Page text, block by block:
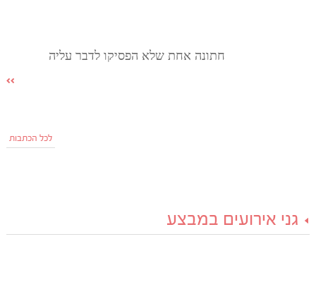
חתונה אחת שלא הפסיקו לדבר עליה
לכל הכתבות
גני אירועים במבצע